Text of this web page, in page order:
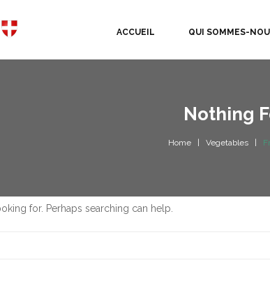
ACCUEIL QUI SOMMES-
Nothing
Home Vegetables
for. Perhaps searching can help.